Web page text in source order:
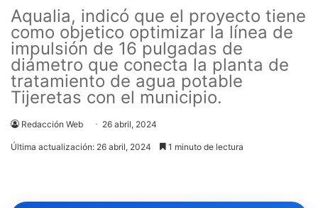
Aqualia, indicó que el proyecto tiene
como objetico optimizar la línea de
impulsión de 16 pulgadas de
diámetro que conecta la planta de
tratamiento de agua potable
Tijeretas con el municipio.
Redacción Web 26 abril, 2024
Última actualización: 26 abril, 2024 1 minuto de lectura